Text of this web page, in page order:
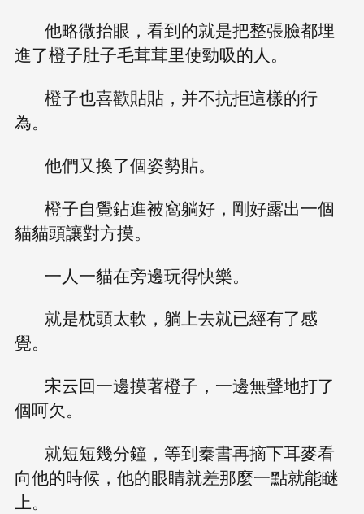
他略微抬眼，看到的就是把整張臉都埋
進了橙子肚子毛茸茸里使勁吸的人。
橙子也喜歡貼貼，并不抗拒這樣的行
為。
他們又換了個姿勢貼。
橙子自覺鉆進被窩躺好，剛好露出一個
貓貓頭讓對方摸。
一人一貓在旁邊玩得快樂。
就是枕頭太軟，躺上去就已經有了感
覺。
宋云回一邊摸著橙子，一邊無聲地打了
個呵欠。
就短短幾分鐘，等到秦書再摘下耳麥看
向他的時候，他的眼睛就差那麼一點就能瞇
上。